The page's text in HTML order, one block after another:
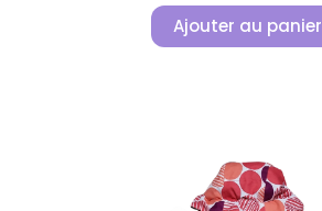
Ajouter au panier